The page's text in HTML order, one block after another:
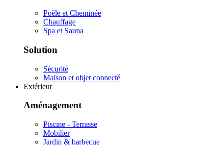
Poêle et Cheminée
Chauffage
Spa et Sauna
Solution
Sécurité
Maison et objet connecté
Extérieur
Aménagement
Piscine - Terrasse
Mobilier
Jardin & barbecue